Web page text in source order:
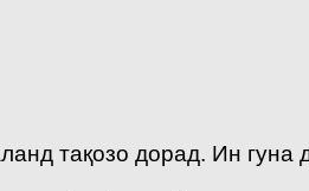
тақозо дорад. Ин